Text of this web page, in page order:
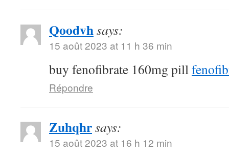
Qoodvhsays:
15 août 2023 at 11 h 36 min
buy fenofibrate 160mg pill
Répondre
Zuhqhrsays:
15 août 2023 at 16 h 12 min